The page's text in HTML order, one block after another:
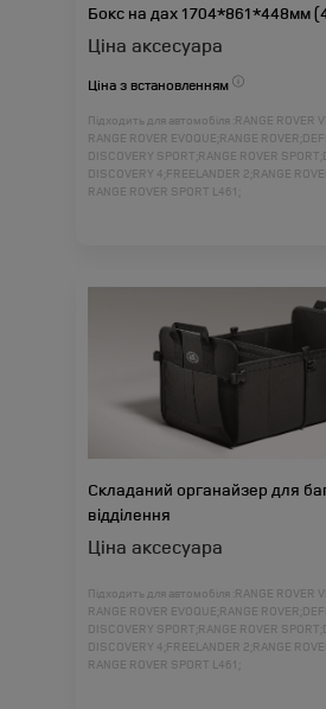
Бокс на дах 1704*861*448мм
Ціна аксесуара
Ціна з встановленням
Підходить для автомобіля : RANGE ROVER
RANGE ROVER EVOQUE; RANGE ROVER;
DISCOVERY SPORT; RANGE ROVER SPORT;
DISCOVERY 4; FREELANDER 2; RANGE
RANGE ROVER SPORT L461;
Складаний органайзер для
відділення
Ціна аксесуара
Підходить для автомобіля : RANGE ROVER
RANGE ROVER EVOQUE; RANGE ROVER;
DISCOVERY SPORT; RANGE ROVER SPORT;
DISCOVERY 4; FREELANDER 2; RANGE
RANGE ROVER SPORT L461;